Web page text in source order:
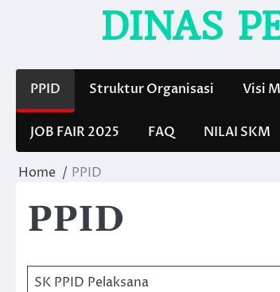
DINAS
PPID Struktur Organisasi Visi
JOB FAIR 2025 FAQ NILAI SKM
Home PPID
PPID
SK PPID Pelaksana